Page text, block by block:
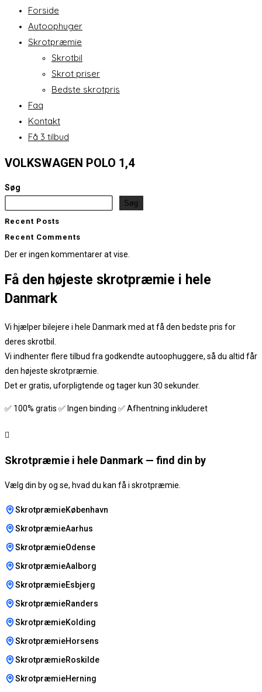
Forside
Autoophuger
Skrotpræmie
Skrotbil
Skrot priser
Bedste skrotpris
Faq
Kontakt
Få 3 tilbud
VOLKSWAGEN POLO 1,4
Søg
Søg
Recent Posts
Recent Comments
Der er ingen kommentarer at vise.
Få den højeste skrotpræmie i hele
Danmark
Vi hjælper bilejere i hele Danmark med at få den bedste pris for
deres skrotbil.
Vi indhenter flere tilbud fra godkendte autoophuggere, så du altid får
den højeste skrotpræmie.
Det er gratis, uforpligtende og tager kun 30 sekunder.
✅ 100% gratis ✅ Ingen binding ✅ Afhentning inkluderet
Skrotpræmie i hele Danmark — find din by
Vælg din by og se, hvad du kan få i skrotpræmie.
SkrotpræmieKøbenhavn
SkrotpræmieAarhus
SkrotpræmieOdense
SkrotpræmieAalborg
SkrotpræmieEsbjerg
SkrotpræmieRanders
SkrotpræmieKolding
SkrotpræmieHorsens
SkrotpræmieRoskilde
SkrotpræmieHerning